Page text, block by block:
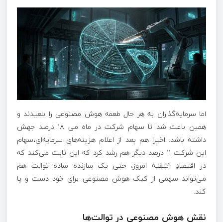
اما سرمایه‌گذاران به هر حال طعمه هوش مصنوعی را بلعیدند و
همین باعث شد تا سهام شرکت در ماه می ۱۸ درصد جهش
داشته باشد. اخیرا هم بعد از اعلام هزینه‌های سرمایه‌ای،سهام
این شرکت ۱۱ درصد دیگر هم رشد کرد که این ثابت می‌کند که
در اقتصادِ آشفته امروز، حتی یک سازنده ساده توالت هم
می‌تواند سهمی از کیک هوش مصنوعی برای خود دست‌ و پا
کند.
نقش هوش مصنوعی در توالت‌ها